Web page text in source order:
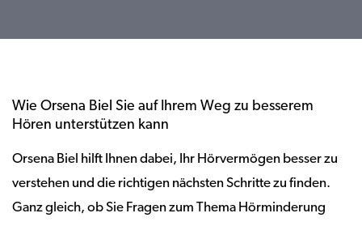
Wie Orsena Biel Sie auf Ihrem Weg zu besserem
Hören unterstützen kann
Orsena Biel hilft Ihnen dabei, Ihr Hörvermögen besser zu
verstehen und die richtigen nächsten Schritte zu finden.
Ganz gleich, ob Sie Fragen zum Thema Hörminderung